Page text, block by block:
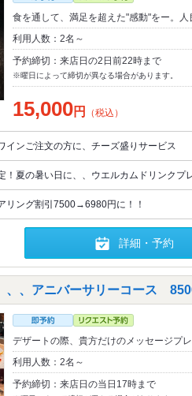
食を通して、満足を超えた"感動"をー。人
利用人数：2名～
予約締切：来店日の2日前22時まで
※曜日によって締切が異なる場合があります。
15,000円 （税込）
インご注文の方に、チーズ盛りサービス
！夏の暑い日に、、ウエルカムドリンクプ
リング割引7500→6980円に！！
詳細・予約
、、アニバーサリーコース
デザートの際、貴方だけのメッセージプレ
利用人数：2名～
予約締切：来店日の当日17時まで